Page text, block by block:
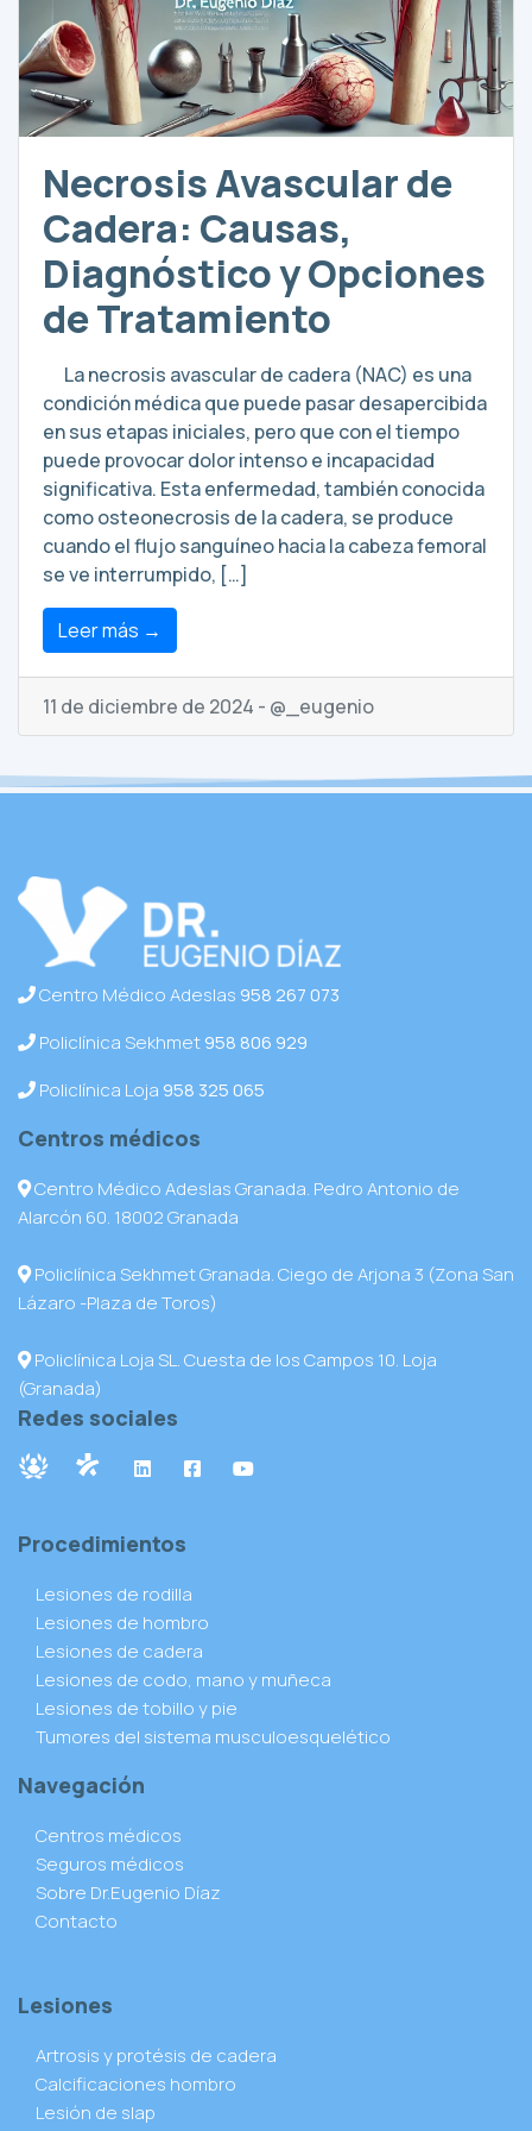
Necrosis Avascular de
Cadera: Causas,
Diagnóstico y Opciones
de Tratamiento
La necrosis avascular de cadera (NAC) es una
condición médica que puede pasar desapercibida
en sus etapas iniciales, pero que con el tiempo
puede provocar dolor intenso e incapacidad
significativa. Esta enfermedad, también conocida
como osteonecrosis de la cadera, se produce
cuando el flujo sanguíneo hacia la cabeza femoral
se ve interrumpido, […]
Leer más →
11 de diciembre de 2024 - @_eugenio
Centro Médico Adeslas 958 267 073
Policlínica Sekhmet958 806 929
Policlínica Loja 958 325 065
Centros médicos
Centro Médico Adeslas Granada. Pedro Antonio de
Alarcón 60. 18002 Granada
Policlínica Sekhmet Granada. Ciego de Arjona 3 (Zona San
Lázaro -Plaza de Toros)
Policlínica Loja SL. Cuesta de los Campos 10. Loja
(Granada)
Redes sociales
Procedimientos
Lesiones de rodilla
Lesiones de hombro
Lesiones de cadera
Lesiones de codo, mano y muñeca
Lesiones de tobillo y pie
Tumores del sistema musculoesquelético
Navegación
Centros médicos
Seguros médicos
Sobre Dr.Eugenio Díaz
Contacto
Lesiones
Artrosis y protésis de cadera
Calcificaciones hombro
Lesión de slap